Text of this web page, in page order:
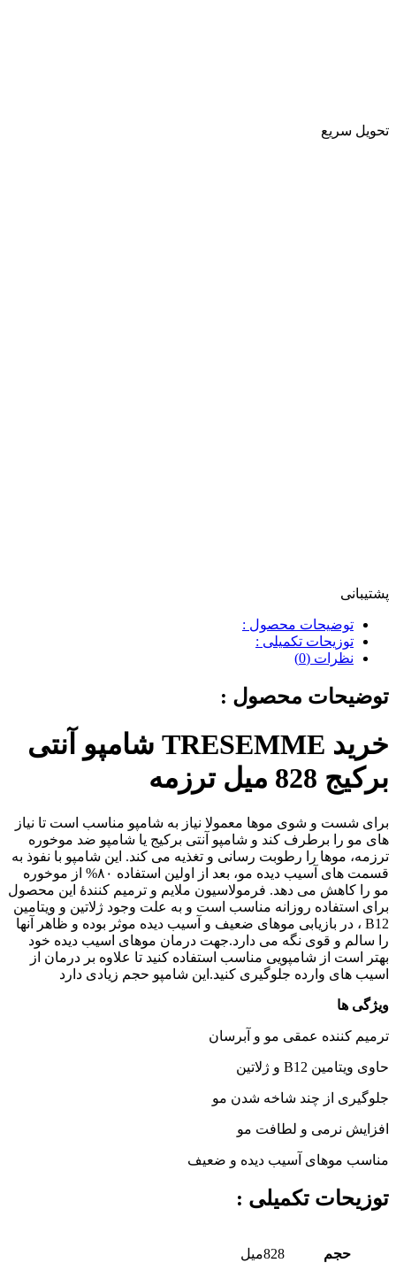
تحویل سریع
پشتیبانی
توضیحات محصول :
توزیحات تکمیلی :
نظرات (0)
توضیحات محصول :
خرید TRESEMME شامپو آنتی
برکیج 828 میل ترزمه
برای شست و شوی موها معمولا نیاز به شامپو مناسب است تا نیاز
های مو را برطرف کند و شامپو آنتی برکیج یا شامپو ضد موخوره
ترزمه، موها را رطوبت رسانی و تغذیه می کند. این شامپو با نفوذ به
قسمت های آسیب دیده مو، بعد از اولین استفاده ٨٠% از موخوره
مو را کاهش می دهد. فرمولاسیون ملایم و ترمیم کنندۀ این محصول
برای استفاده روزانه مناسب است و به علت وجود ژلاتین و ویتامین
B12 ، در بازیابی موهای ضعیف و آسیب دیده موثر بوده و ظاهر آنها
را سالم و قوی نگه می دارد.جهت درمان موهای اسیب دیده خود
بهتر است از شامپویی مناسب استفاده کنید تا علاوه بر درمان از
اسیب های وارده جلوگیری کنید.این شامپو حجم زیادی دارد
ویژگی ها
ترمیم کننده عمقی مو و آبرسان
حاوی ویتامین B12 و ژلاتین
جلوگیری از چند شاخه شدن مو
افزایش نرمی و لطافت مو
مناسب موهای آسیب دیده و ضعیف
توزیحات تکمیلی :
حجم 828میل